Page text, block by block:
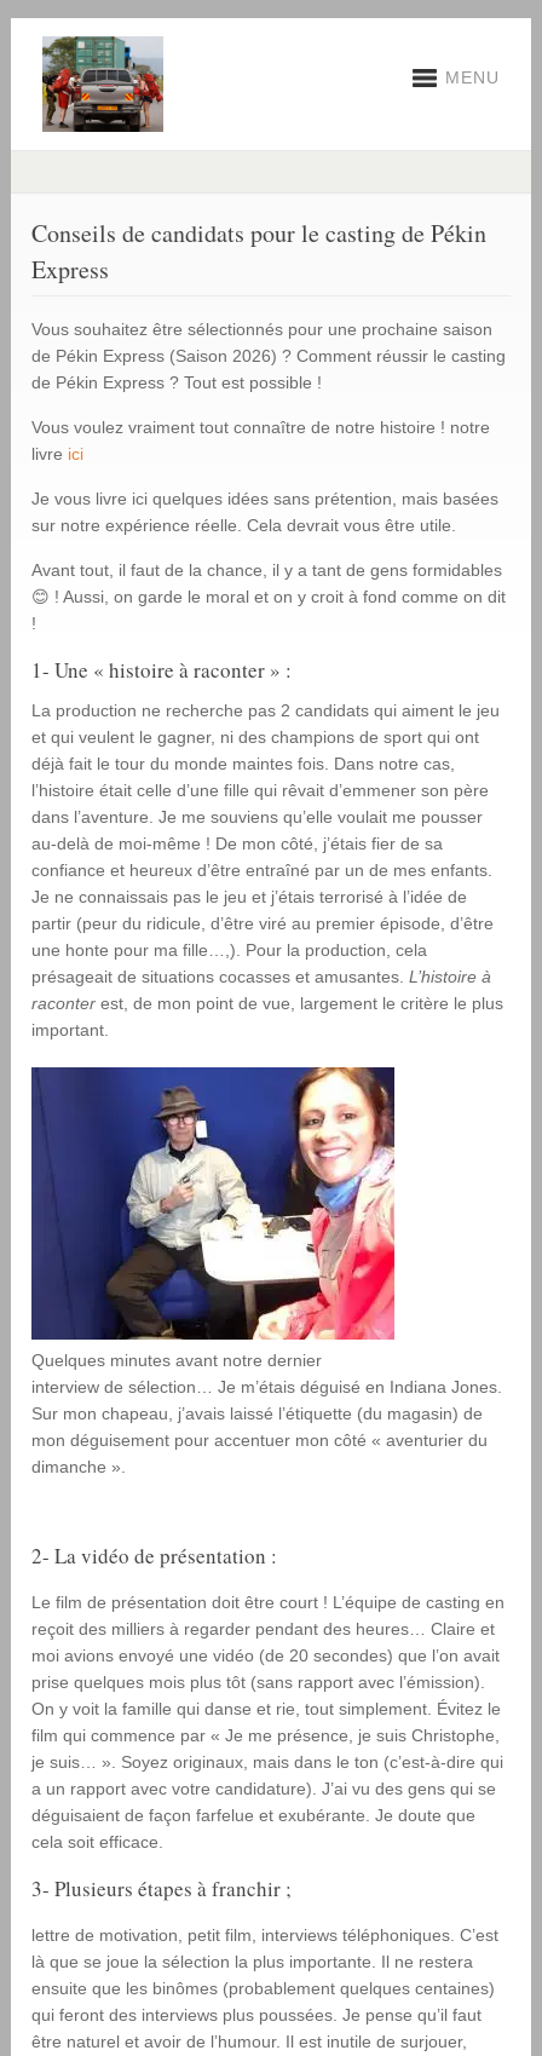
MENU
Conseils de candidats pour le casting de Pékin
Express
Vous souhaitez être sélectionnés pour une prochaine saison
de Pékin Express (Saison 2026) ? Comment réussir le casting
de Pékin Express ? Tout est possible !
Vous voulez vraiment tout connaître de notre histoire ! notre
livre ici
Je vous livre ici quelques idées sans prétention, mais basées
sur notre expérience réelle. Cela devrait vous être utile.
Avant tout, il faut de la chance, il y a tant de gens formidables
😊 ! Aussi, on garde le moral et on y croit à fond comme on dit
!
1- Une « histoire à raconter » :
La production ne recherche pas 2 candidats qui aiment le jeu
et qui veulent le gagner, ni des champions de sport qui ont
déjà fait le tour du monde maintes fois. Dans notre cas,
l’histoire était celle d’une fille qui rêvait d’emmener son père
dans l’aventure. Je me souviens qu’elle voulait me pousser
au-delà de moi-même ! De mon côté, j’étais fier de sa
confiance et heureux d’être entraîné par un de mes enfants.
Je ne connaissais pas le jeu et j’étais terrorisé à l’idée de
partir (peur du ridicule, d’être viré au premier épisode, d’être
une honte pour ma fille…,). Pour la production, cela
présageait de situations cocasses et amusantes.L’histoire à
raconter est, de mon point de vue, largement le critère le plus
important.
Quelques minutes avant notre dernier
interview de sélection… Je m’étais déguisé en Indiana Jones.
Sur mon chapeau, j’avais laissé l’étiquette (du magasin) de
mon déguisement pour accentuer mon côté « aventurier du
dimanche ».
2- La vidéo de présentation :
Le film de présentation doit être court ! L’équipe de casting en
reçoit des milliers à regarder pendant des heures… Claire et
moi avions envoyé une vidéo (de 20 secondes) que l’on avait
prise quelques mois plus tôt (sans rapport avec l’émission).
On y voit la famille qui danse et rie, tout simplement. Évitez le
film qui commence par « Je me présence, je suis Christophe,
je suis… ». Soyez originaux, mais dans le ton (c’est-à-dire qui
a un rapport avec votre candidature). J’ai vu des gens qui se
déguisaient de façon farfelue et exubérante. Je doute que
cela soit efficace.
3- Plusieurs étapes à franchir ;
lettre de motivation, petit film, interviews téléphoniques. C’est
là que se joue la sélection la plus importante. Il ne restera
ensuite que les binômes (probablement quelques centaines)
qui feront des interviews plus poussées. Je pense qu’il faut
être naturel et avoir de l’humour. Il est inutile de surjouer,